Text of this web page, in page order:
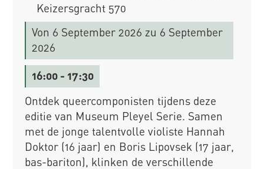
Keizersgracht 570
Von 6 September 2026 zu 6 September
2026
16:00 - 17:30
Ontdek queercomponisten tijdens deze
editie van Museum Pleyel Serie. Samen
met de jonge talentvolle violiste Hannah
Doktor (16 jaar) en Boris Lipovsek (17 jaar,
bas-bariton), klinken de verschillende